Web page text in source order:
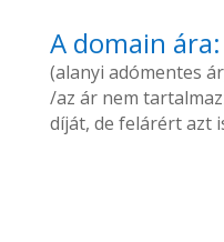
A domain
(alanyi adómentes
/az ár nem
díját, de felárért azt